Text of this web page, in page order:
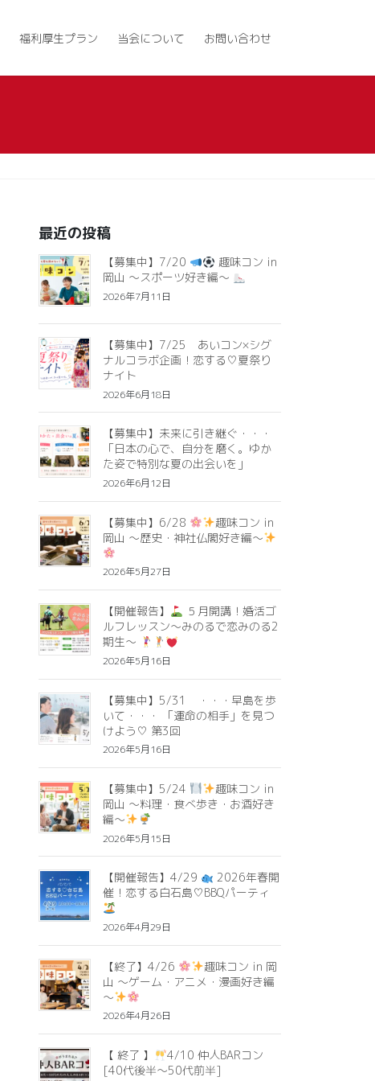
福利厚生プラン 当会について お問い合わせ
最近の投稿
【募集中】7/20
趣味コン in
岡山 ～スポーツ好き編～
2026年7月11日
【募集中】7/25 あいコン×シグ
ナルコラボ企画！恋する♡夏祭り
ナイト
2026年6月18日
【募集中】未来に引き継ぐ・・・
「日本の心で、自分を磨く。ゆか
た姿で特別な夏の出会いを」
2026年6月12日
【募集中】6/28
趣味コン in
岡山 ～歴史・神社仏閣好き編～
2026年5月27日
【開催報告】
５月開講！婚活ゴ
ルフレッスン～みのるで恋みのる2
期生～
2026年5月16日
【募集中】5/31 ・・・早島を歩
いて・・・ 「運命の相手」を見つ
けよう♡ 第3回
2026年5月16日
【募集中】5/24
趣味コン in
岡山 ～料理・食べ歩き・お酒好き
編～
2026年5月15日
【開催報告】4/29
2026年春開
催！恋する白石島♡BBQパーティ
2026年4月29日
【終了】4/26
趣味コン in 岡
山 ～ゲーム・アニメ・漫画好き編
～
2026年4月26日
【 終了 】
4/10 仲人BARコン
[40代後半〜50代前半]